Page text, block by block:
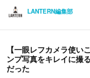
LANTERN編集部
【一眼レフカメラ使い
ンプ写真をキレイに撮
だった